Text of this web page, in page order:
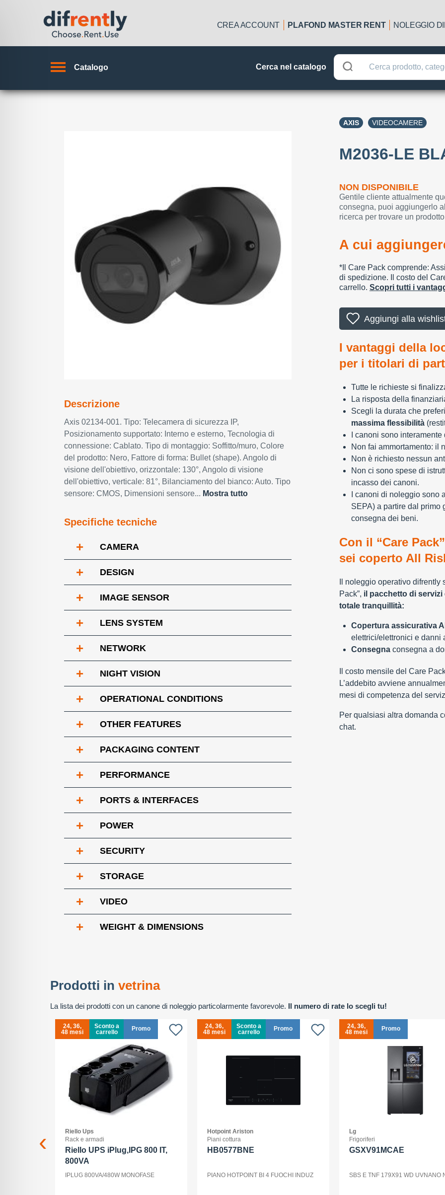
CREA ACCOUNT PLAFOND MASTER RENT NOLEGGIO
Catalogo Cerca nel catalogo
Descrizione
Axis 02134-001. Tipo: Telecamera di sicurezza IP,
Posizionamento supportato: Interno e esterno, Tecnologia di
connessione: Cablato. Tipo di montaggio: Soffitto/muro, Colore
del prodotto: Nero, Fattore di forma: Bullet (shape). Angolo di
visione dell'obiettivo, orizzontale: 130°, Angolo di visione
dell'obiettivo, verticale: 81°, Bilanciamento del bianco: Auto. Tipo
sensore: CMOS, Dimensioni sensore... Mostra tutto
Specifiche tecniche
+ CAMERA
+ DESIGN
+ IMAGE SENSOR
+ LENS SYSTEM
+ NETWORK
+ NIGHT VISION
+ OPERATIONAL CONDITIONS
+ OTHER FEATURES
+ PACKAGING CONTENT
+ PERFORMANCE
+ PORTS & INTERFACES
+ POWER
+ SECURITY
+ STORAGE
+ VIDEO
+ WEIGHT & DIMENSIONS
AXIS VIDEOCAMERE
M2036-LE
NON DISPONIBILE
Gentile cliente attualmente
consegna, puoi aggiungerlo
ricerca per trovare un
A cui
*Il Care Pack comprende:
di spedizione. Il costo del
carrello. Scopri tutti i
Aggiungi alla
I vantaggi della
per i titolari di
Tutte le richieste si
La risposta della
Scegli la durata che
massima flessibilità
I canoni sono
Non fai ammortamento: il
Non è richiesto nessun
Non ci sono spese di
incasso dei canoni.
I canoni di noleggio sono
SEPA) a partire dal primo
consegna dei beni.
Con il “Care
sei coperto All
Il noleggio operativo
Pack”, il pacchetto di servizi
totale tranquillità:
Copertura assicurativa
elettrici/elettronici e danni
Consegnaconsegna a
Il costo mensile del Care
L’addebito avviene
mesi di competenza del
Per qualsiasi altra domanda
chat.
Prodotti in vetrina
La lista dei prodotti con un canone di noleggio particolarmente favorevole. Il numero di rate lo scegli tu!
24, 36,
48 mesi
Sconto a
carrello
Promo
Riello Ups
Rack e armadi
Riello UPS iPlug,IPG 800 IT,
800VA
IPLUG 800VA/480W MONOFASE
24, 36,
48 mesi
Sconto a
carrello
Promo
Hotpoint Ariston
Piani cottura
HB0577BNE
PIANO HOTPOINT BI 4 FUOCHI INDUZ
24, 36,
48 mesi
Promo
Lg
Frigoriferi
GSXV91MCAE
SBS E TNF 179X91 WD UVNANO